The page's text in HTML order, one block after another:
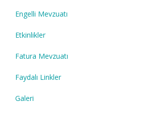
Engelli Mevzuatı
Etkinlikler
Fatura Mevzuatı
Faydalı Linkler
Galeri